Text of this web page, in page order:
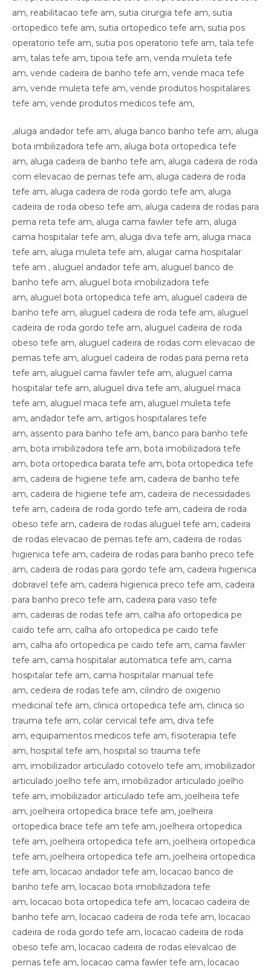
,aluga andador tefe am, aluga banco banho tefe am, aluga
bota imbilizadora tefe am, aluga bota ortopedica tefe
am, aluga cadeira de banho tefe am, aluga cadeira de roda
com elevacao de pernas tefe am, aluga cadeira de roda
tefe am, aluga cadeira de roda gordo tefe am, aluga
cadeira de roda obeso tefe am, aluga cadeira de rodas para
perna reta tefe am, aluga cama fawler tefe am, aluga
cama hospitalar tefe am, aluga diva tefe am, aluga maca
tefe am, aluga muleta tefe am, alugar cama hospitalar
tefe am , aluguel andador tefe am, aluguel banco de
banho tefe am, aluguel bota imobilizadora tefe
am, aluguel bota ortopedica tefe am, aluguel cadeira de
banho tefe am, aluguel cadeira de roda tefe am, aluguel
cadeira de roda gordo tefe am, aluguel cadeira de roda
obeso tefe am, aluguel cadeira de rodas com elevacao de
pernas tefe am, aluguel cadeira de rodas para perna reta
tefe am, aluguel cama fawler tefe am, aluguel cama
hospitalar tefe am, aluguel diva tefe am, aluguel maca
tefe am, aluguel maca tefe am, aluguel muleta tefe
am, andador tefe am, artigos hospitalares tefe
am, assento para banho tefe am, banco para banho tefe
am, bota imibilizadora tefe am, bota imobilizadora tefe
am, bota ortopedica barata tefe am, bota ortopedica tefe
am, cadeira de higiene tefe am, cadeira de banho tefe
am, cadeira de higiene tefe am, cadeira de necessidades
tefe am, cadeira de roda gordo tefe am, cadeira de roda
obeso tefe am, cadeira de rodas aluguel tefe am, cadeira
de rodas elevacao de pernas tefe am, cadeira de rodas
higienica tefe am, cadeira de rodas para banho preco tefe
am, cadeira de rodas para gordo tefe am, cadeira higienica
dobravel tefe am, cadeira higienica preco tefe am, cadeira
para banho preco tefe am, cadeira para vaso tefe
am, cadeiras de rodas tefe am, calha afo ortopedica pe
caido tefe am, calha afo ortopedica pe caido tefe
am, calha afo ortopedica pe caido tefe am, cama fawler
tefe am, cama hospitalar automatica tefe am, cama
hospitalar tefe am, cama hospitalar manual tefe
am, cedeira de rodas tefe am, cilindro de oxigenio
medicinal tefe am, clinica ortopedica tefe am, clinica so
trauma tefe am, colar cervical tefe am, diva tefe
am, equipamentos medicos tefe am, fisioterapia tefe
am, hospital tefe am, hospital so trauma tefe
am, imobilizador articulado cotovelo tefe am, imobilizador
articulado joelho tefe am, imobilizador articulado joelho
tefe am, imobilizador articulado tefe am, joelheira tefe
am, joelheira ortopedica brace tefe am, joelheira
ortopedica brace tefe am tefe am, joelheira ortopedica
tefe am, joelheira ortopedica tefe am, joelheira ortopedica
tefe am, joelheira ortopedica tefe am, joelheira ortopedica
tefe am, locacao andador tefe am, locacao banco de
banho tefe am, locacao bota imobilizadora tefe
am, locacao bota ortopedica tefe am, locacao cadeira de
banho tefe am, locacao cadeira de roda tefe am, locacao
cadeira de roda gordo tefe am, locacao cadeira de roda
obeso tefe am, locacao cadeira de rodas elevalcao de
pernas tefe am, locacao cama fawler tefe am, locacao